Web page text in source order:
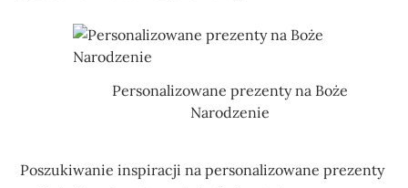
Personalizowane prezenty na Boże
Narodzenie
Poszukiwanie inspiracji na personalizowane prezenty